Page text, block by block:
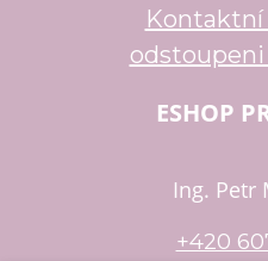
ESHOP
Ing. Petr
+420